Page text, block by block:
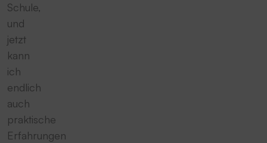
Schule,
und
jetzt
kann
ich
endlich
auch
praktische
Erfahrungen